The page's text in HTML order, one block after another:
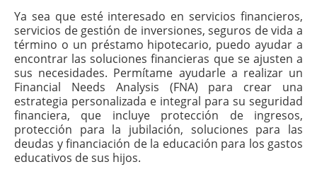
Ya sea que esté interesado en servicios financieros,
servicios de gestión de inversiones, seguros de vida a
término o un préstamo hipotecario, puedo ayudar a
encontrar las soluciones financieras que se ajusten a
sus necesidades. Permítame ayudarle a realizar un
Financial Needs Analysis (FNA) para crear una
estrategia personalizada e integral para su seguridad
financiera, que incluye protección de ingresos,
protección para la jubilación, soluciones para las
deudas y financiación de la educación para los gastos
educativos de sus hijos.